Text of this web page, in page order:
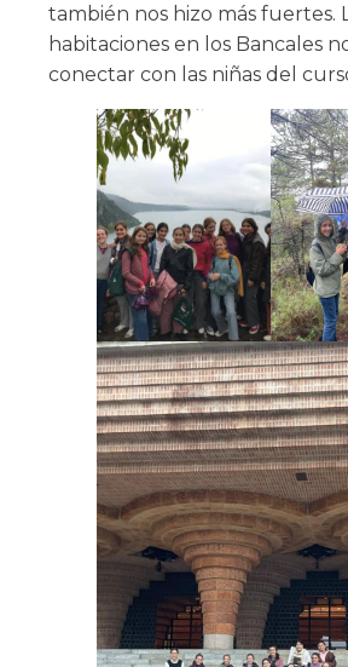
también nos hizo más fuertes.
habitaciones en los Bancales
conectar con las niñas del